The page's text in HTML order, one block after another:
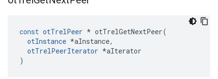
const otTrelPeer * otTrelGetNextPeer(
otInstance *aInstance,
otTrelPeerIterator *aIterator
)